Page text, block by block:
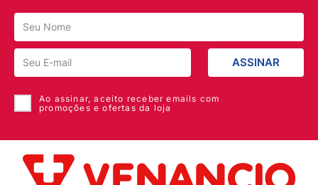
ASSINAR
Ao assinar, aceito receber emails com
promoções e ofertas da loja